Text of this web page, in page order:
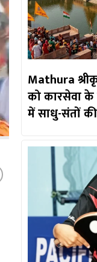
Mathura
को कारसेवा
में साधु-संतों